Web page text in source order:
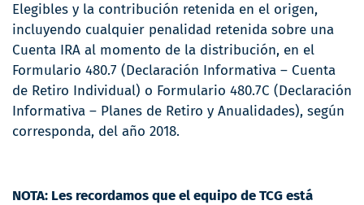
Elegibles y la contribución retenida en el origen,
incluyendo cualquier penalidad retenida sobre una
Cuenta IRA al momento de la distribución, en el
Formulario 480.7 (Declaración Informativa – Cuenta
de Retiro Individual) o Formulario 480.7C (Declaración
Informativa – Planes de Retiro y Anualidades), según
corresponda, del año 2018.
NOTA: Les recordamos que el equipo de TCG está